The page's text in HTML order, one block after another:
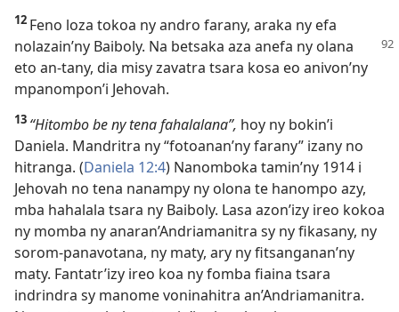
12 Feno loza tokoa ny andro farany, araka ny efa
nolazain’ny Baiboly. Na betsaka aza anefa ny olana
eto an-tany, dia misy zavatra tsara kosa eo anivon’ny
mpanompon’i Jehovah.
13 “Hitombo be ny tena fahalalana”, hoy ny bokin’i
Daniela. Mandritra ny “fotoanan’ny farany” izany no
hitranga. (Daniela 12:4) Nanomboka tamin’ny 1914 i
Jehovah no tena nanampy ny olona te hanompo azy,
mba hahalala tsara ny Baiboly. Lasa azon’izy ireo kokoa
ny momba ny anaran’Andriamanitra sy ny fikasany, ny
sorom-panavotana, ny maty, ary ny fitsanganan’ny
maty. Fantatr’izy ireo koa ny fomba fiaina tsara
indrindra sy manome voninahitra an’Andriamanitra.